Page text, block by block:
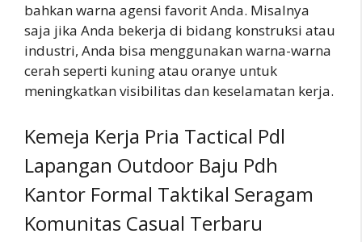
bahkan warna agensi favorit Anda. Misalnya
saja jika Anda bekerja di bidang konstruksi atau
industri, Anda bisa menggunakan warna-warna
cerah seperti kuning atau oranye untuk
meningkatkan visibilitas dan keselamatan kerja.
Kemeja Kerja Pria Tactical Pdl
Lapangan Outdoor Baju Pdh
Kantor Formal Taktikal Seragam
Komunitas Casual Terbaru